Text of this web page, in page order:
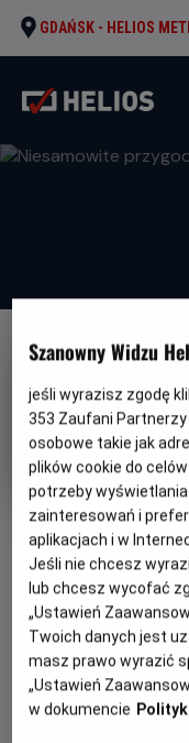
GDAŃSK - HELIOS
OBSERWUJ
tytuł
Od 5
Czas
55
PREMIERA
29 maja 2026
REŻYSERIA
Elżbieta Wąsik, Janusz
OPIS FILMU
Szanowny Widzu
jeśli wyrazisz zgodę
353 Zaufani
osobowe takie jak
plików cookie do
potrzeby
zainteresowań i
aplikacjach i w
Jeśli nie chcesz
lub chcesz wycofać
„Ustawień
Twoich danych jest
masz prawo wyrazić
„Ustawień
w dokumencie